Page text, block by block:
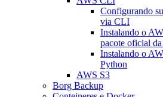
Configurando
via CLI
Instalando o
pacote oficial
Instalando o
Python
AWS S3
Borg Backup